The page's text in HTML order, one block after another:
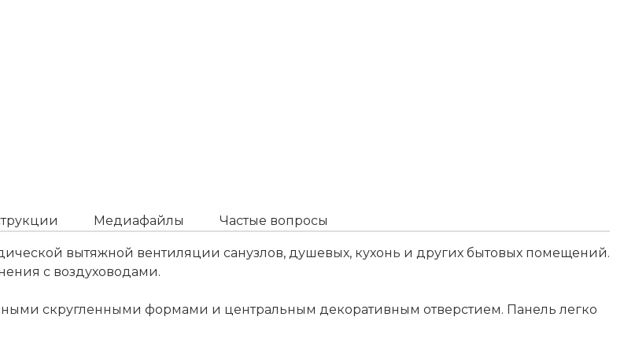
Медиафайлы Частые вопросы
вытяжной вентиляции санузлов, душевых, кухонь и других бытовых помещений.
с воздуховодами.
скругленными формами и центральным декоративным отверстием. Панель легко